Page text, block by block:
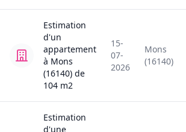
Estimation
d'un
appartement
à Mons
(16140) de
104 m2
15-
07-
2026
Mons
(16140)
Estimation
d'une